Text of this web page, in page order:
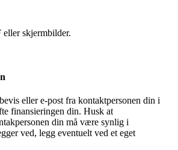
skjermbilder.
eller e-post fra kontaktpersonen din i
finansieringen din. Husk at
din må være synlig i
ved, legg eventuelt ved et eget